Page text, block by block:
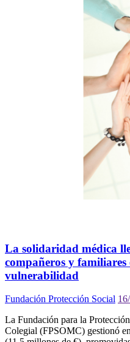
La solidaridad médica
compañeros y familiares
vulnerabilidad
Fundación Protección Social
La Fundación para la
Colegial (FPSOMC) gestionó